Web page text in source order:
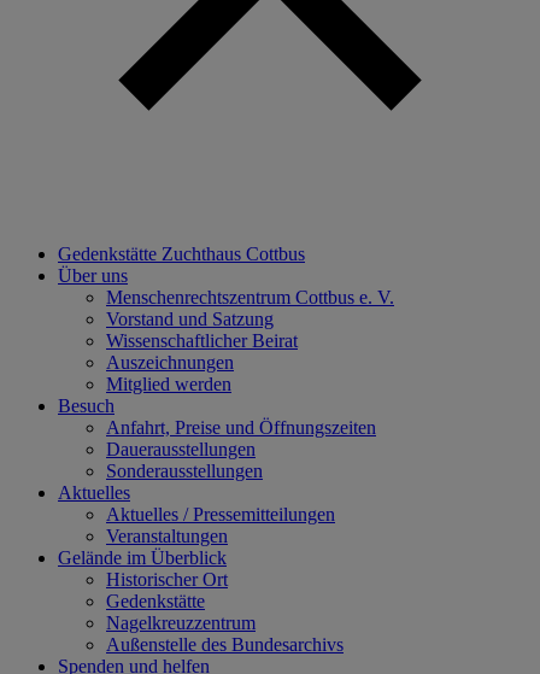
Gedenkstätte Zuchthaus Cottbus
Über uns
Menschenrechtszentrum Cottbus e. V.
Vorstand und Satzung
Wissenschaftlicher Beirat
Auszeichnungen
Mitglied werden
Besuch
Anfahrt, Preise und Öffnungszeiten
Dauerausstellungen
Sonderausstellungen
Aktuelles
Aktuelles / Pressemitteilungen
Veranstaltungen
Gelände im Überblick
Historischer Ort
Gedenkstätte
Nagelkreuzzentrum
Außenstelle des Bundesarchivs
Spenden und helfen